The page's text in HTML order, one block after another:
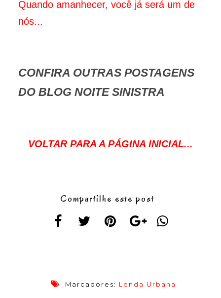
Quando amanhecer, você já será um de
nós...
CONFIRA OUTRAS POSTAGENS
DO BLOG NOITE SINISTRA
VOLTAR PARA A PÁGINA INICIAL...
Compartilhe este post
Marcadores: Lenda Urbana